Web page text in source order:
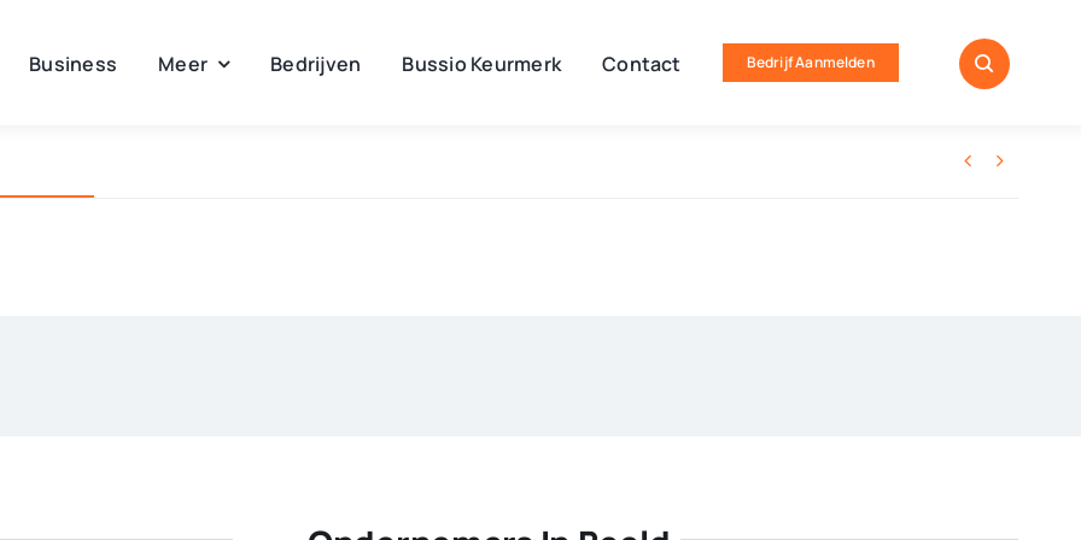
Business Meer Bedrijven Bussio Keurmerk Contact Bedrijf Aanmelden
 